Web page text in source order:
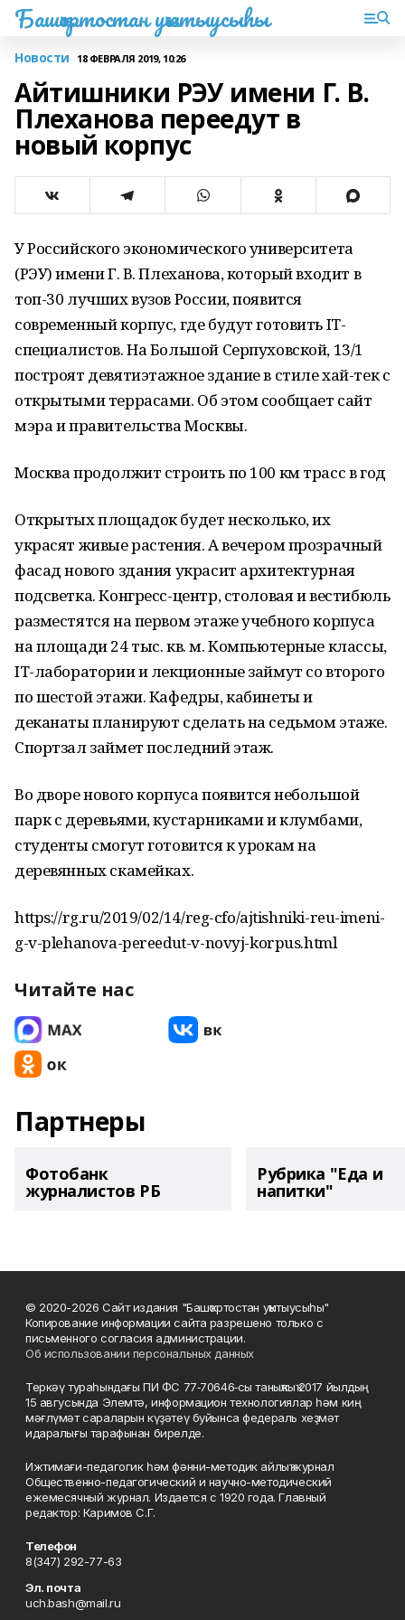
Башҡортостан уҡытыусыһы
Новости 18 ФЕВРАЛЯ 2019, 10:26
Айтишники РЭУ имени Г. В.
Плеханова переедут в
новый корпус
У Российского экономического университета
(РЭУ) имени Г. В. Плеханова, который входит в
топ-30 лучших вузов России, появится
современный корпус, где будут готовить IT-
специалистов. На Большой Серпуховской, 13/1
построят девятиэтажное здание в стиле хай-тек с
открытыми террасами. Об этом сообщает сайт
мэра и правительства Москвы.
Москва продолжит строить по 100 км трасс в год
Открытых площадок будет несколько, их
украсят живые растения. А вечером прозрачный
фасад нового здания украсит архитектурная
подсветка. Конгресс-центр, столовая и вестибюль
разместятся на первом этаже учебного корпуса
на площади 24 тыс. кв. м. Компьютерные классы,
IT-лаборатории и лекционные займут со второго
по шестой этажи. Кафедры, кабинеты и
деканаты планируют сделать на седьмом этаже.
Спортзал займет последний этаж.
Во дворе нового корпуса появится небольшой
парк с деревьями, кустарниками и клумбами,
студенты смогут готовится к урокам на
деревянных скамейках.
https://rg.ru/2019/02/14/reg-cfo/ajtishniki-reu-imeni-
g-v-plehanova-pereedut-v-novyj-korpus.html
Читайте нас
Партнеры
Фотобанк
журналистов РБ
Рубрика "Еда и
напитки"
© 2020-2026 Сайт издания "Башҡортостан уҡытыусыһы"
Копирование информации сайта разрешено только с
письменного согласия администрации.
Об использовании персональных данных
Теркәү тураһындағы ПИ ФС 77‑70646‑сы таныҡлыҡ 2017 йылдың
15 авгусында Элемтә, информацион технологиялар һәм киң
мәғлүмәт сараларын күҙәтеү буйынса федераль хеҙмәт
идаралығы тарафынан бирелде.
Ижтимағи-педагогик һәм фәнни-методик айлыҡ журнал
Общественно-педагогический и научно-методический
ежемесячный журнал. Издается с 1920 года. Главный
редактор: Каримов С.Г.
Телефон
8(347) 292-77-63
Эл. почта
uch.bash@mail.ru